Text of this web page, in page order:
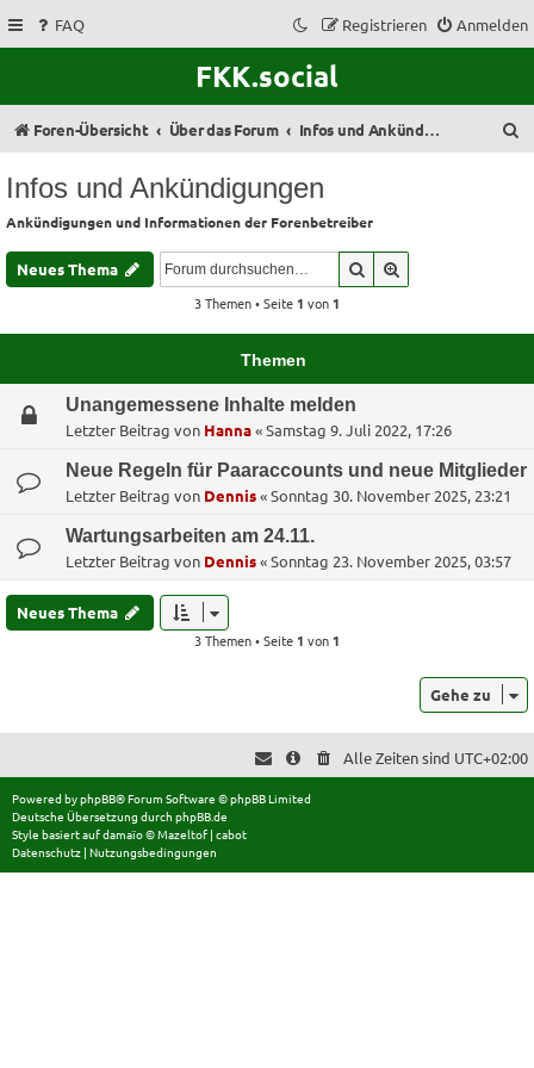
FAQ Anmelden
Registrieren
FKK.social
Foren-Übersicht Über das Forum Infos und Ankündigungen
Infos und Ankündigungen
Ankündigungen und Informationen der Forenbetreiber
Neues Thema Suche
3 Themen • Seite 1 von 1
Themen
Unangemessene Inhalte melden
Letzter Beitrag von Hanna«Samstag 9. Juli 2022, 17:26
Neue Regeln für Paaraccounts und neue Mitglieder
Letzter Beitrag von Dennis«Sonntag 30. November 2025, 23:21
Wartungsarbeiten am 24.11.
Letzter Beitrag von Dennis«Sonntag 23. November 2025, 03:57
Neues Thema
3 Themen • Seite 1 von 1
Gehe zu
Alle Zeiten sind UTC+02:00
Powered byphpBB® Forum Software © phpBB Limited
Deutsche Übersetzung durch phpBB.de
Style basiert aufdamaïo ©Mazeltof | cabot
Datenschutz | Nutzungsbedingungen